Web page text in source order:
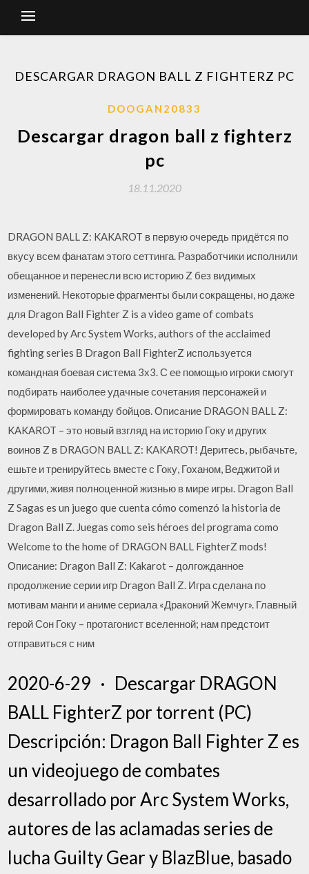
DESCARGAR DRAGON BALL Z FIGHTERZ PC
DOOGAN20833
Descargar dragon ball z fighterz
pc
18.11.2020
DRAGON BALL Z: KAKAROT в первую очередь придётся по
вкусу всем фанатам этого сеттинга. Разработчики исполнили
обещанное и перенесли всю историю Z без видимых
изменений. Некоторые фрагменты были сокращены, но даже
для Dragon Ball Fighter Z is a video game of combats
developed by Arc System Works, authors of the acclaimed
fighting series В Dragon Ball FighterZ используется
командная боевая система 3х3. С ее помощью игроки смогут
подбирать наиболее удачные сочетания персонажей и
формировать команду бойцов. Описание DRAGON BALL Z:
KAKAROT – это новый взгляд на историю Гоку и других
воинов Z в DRAGON BALL Z: KAKAROT! Деритесь, рыбачьте,
ешьте и тренируйтесь вместе с Гоку, Гоханом, Веджитой и
другими, живя полноценной жизнью в мире игры. Dragon Ball
Z Sagas es un juego que cuenta cómo comenzó la historia de
Dragon Ball Z. Juegas como seis héroes del programa como
Welcome to the home of DRAGON BALL FighterZ mods!
Описание: Dragon Ball Z: Kakarot – долгожданное
продолжение серии игр Dragon Ball Z. Игра сделана по
мотивам манги и аниме сериала «Драконий Жемчуг». Главный
герой Сон Гоку – протагонист вселенной; нам предстоит
отправиться с ним
2020-6-29 · Descargar DRAGON
BALL FighterZ por torrent (PC)
Descripción: Dragon Ball Fighter Z es
un videojuego de combates
desarrollado por Arc System Works,
autores de las aclamadas series de
lucha Guilty Gear y BlazBlue, basado